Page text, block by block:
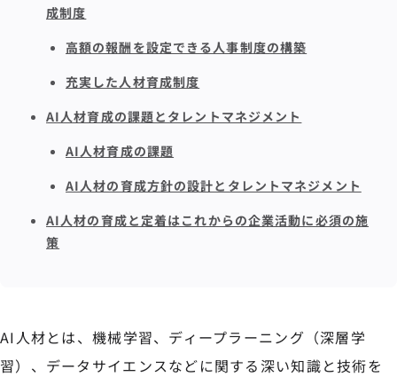
成制度
高額の報酬を設定できる人事制度の構築
充実した人材育成制度
AI人材育成の課題とタレントマネジメント
AI人材育成の課題
AI人材の育成方針の設計とタレントマネジメント
AI人材の育成と定着はこれからの企業活動に必須の施
策
AI人材とは、機械学習、ディープラーニング（深層学
習）、データサイエンスなどに関する深い知識と技術を